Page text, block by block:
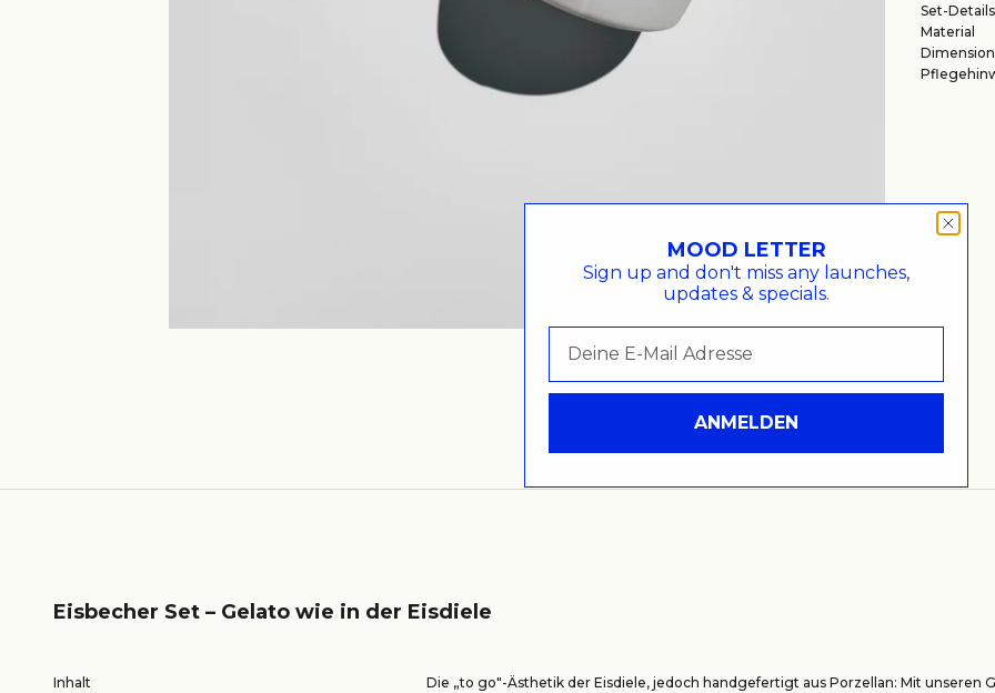
Set-Details
Material
Dimension
Eisbecher Set – Gelato wie in der Eisdiele
Inhalt
Die „to go"-Ästhetik der Eisdiele, jedoch handgefertigt aus Porzellan: Mit unseren
MOOD LETTER
Sign up and don't miss any launches,
updates & specials.
ANMELDEN